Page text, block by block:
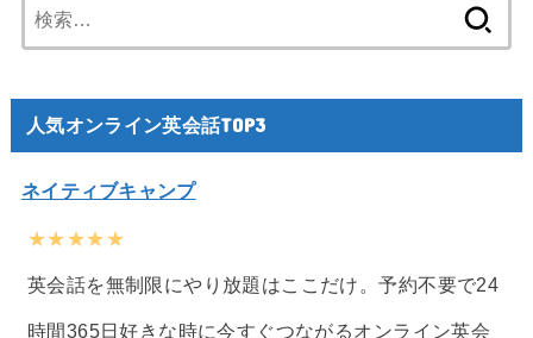
索:
人気オンライン英会話TOP3
ネイティブキャンプ
★★★★★
英会話を無制限にやり放題はここだけ。予約不要で24
時間365日好きな時に今すぐつながるオンライン英会